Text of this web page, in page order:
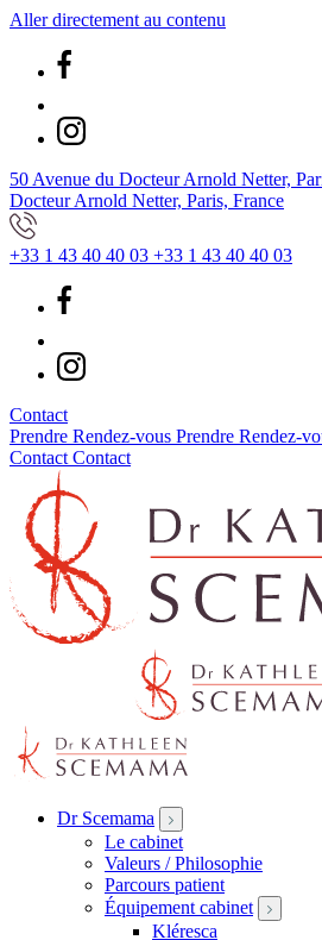
Aller directement au contenu
50 Avenue du Docteur Arnold Netter,
Docteur Arnold Netter, Paris, France
+33 1 43 40 40 03 +33 1 43 40 40 03
Contact
Prendre Rendez-vous Prendre Rendez-
Contact Contact
Dr Scemama
Le cabinet
Valeurs / Philosophie
Parcours patient
Équipement cabinet
Kléresca